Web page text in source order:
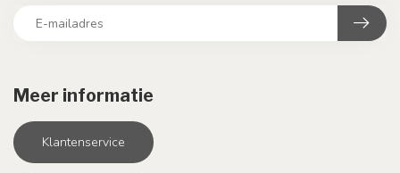
Meer informatie
Klantenservice